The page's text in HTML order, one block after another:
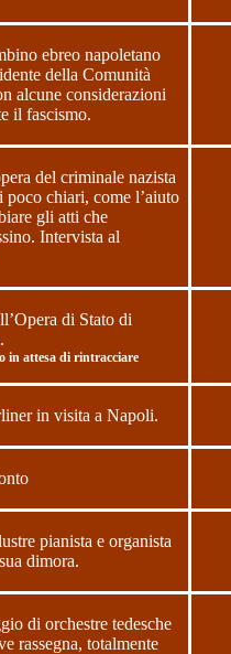
ebreo napoletano
della Comunità
alcune considerazioni
il fascismo.
del criminale nazista
poco chiari, come l’aiuto
gli atti che
Intervista al
di Stato di
in attesa di rintracciare
in visita a Napoli.
pianista e organista
dimora.
di orchestre tedesche
rassegna, totalmente